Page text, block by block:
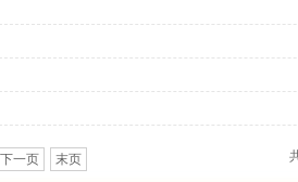
下一页 末页